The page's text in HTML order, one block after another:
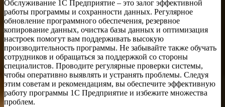
Обслуживание 1С Предприятие – это залог эффективной
работы программы и сохранности данных. Регулярное
обновление программного обеспечения, резервное
копирование данных, очистка базы данных и оптимизация
настроек помогут вам поддерживать высокую
производительность программы. Не забывайте также обучать
сотрудников и обращаться за поддержкой со стороны
специалистов. Проводите регулярные проверки системы,
чтобы оперативно выявлять и устранять проблемы. Следуя
этим советам и рекомендациям, вы обеспечите эффективную
работу программы 1С Предприятие и избежите множества
проблем.